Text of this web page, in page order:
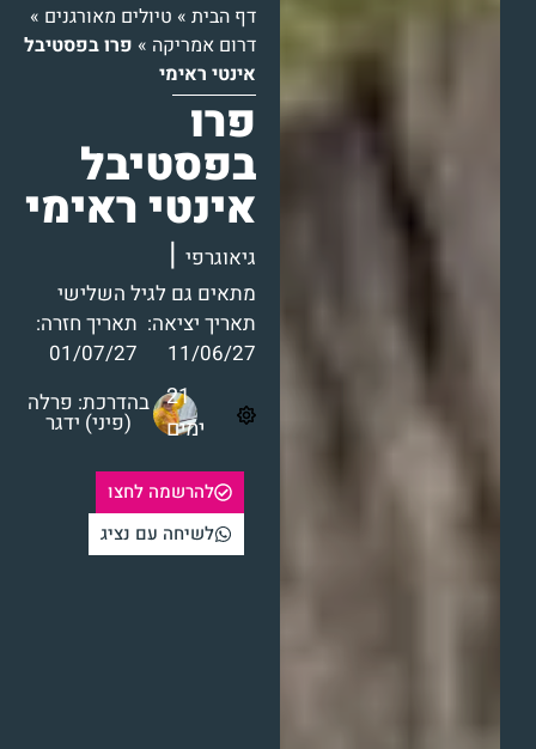
דף הבית» טיולים מאורגנים »
דרום אמריקה » פרו בפסטיבל
אינטי ראימי
פרו
בפסטיבל
אינטי ראימי
גיאוגרפי|
מתאים גם לגיל השלישי
תאריך יציאה:
11/06/27
תאריך חזרה:
01/07/27
בהדרכת: פרלה
(פיני) ידגר
21
ימים
להרשמה לחצו
לשיחה עם נציג